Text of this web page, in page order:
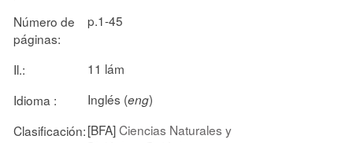
Número de
páginas:
p.1-45
Il.:
11 lám
Idioma :
Inglés (eng)
Clasificación:[BFA]Ciencias Naturales y